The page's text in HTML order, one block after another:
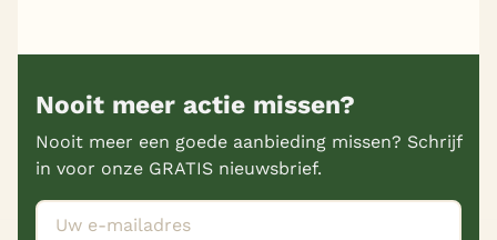
Nooit meer actie missen?
Nooit meer een goede aanbieding missen? Schrijf
in voor onze GRATIS nieuwsbrief.